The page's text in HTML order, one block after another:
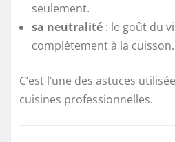
seulement.
sa neutralité : le goût du
complètement à la cuisson.
C’est l’une des astuces
cuisines professionnelles.